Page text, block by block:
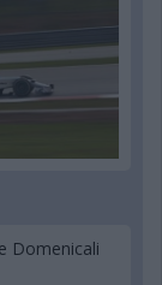
Domenicali